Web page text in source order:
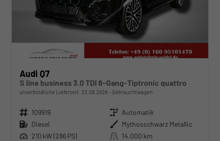
Audi Q7
S line business 3.0 TDI 8-Gang-Tiptronic quattro
unverbindliche Lieferzeit: 22.09.2026 Gebrauchtwagen
Fahrzeugnr. 109919 Getriebe Automatik
Kraftstoff Diesel Außenfarbe Mythosschwarz Metallic
Leistung 210 kW (286 PS) Kilometerstand 14.000 km